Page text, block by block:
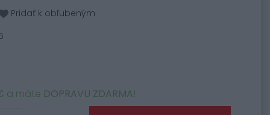
Pridať k obľubeným
a máte DOPRAVU ZDARMA!